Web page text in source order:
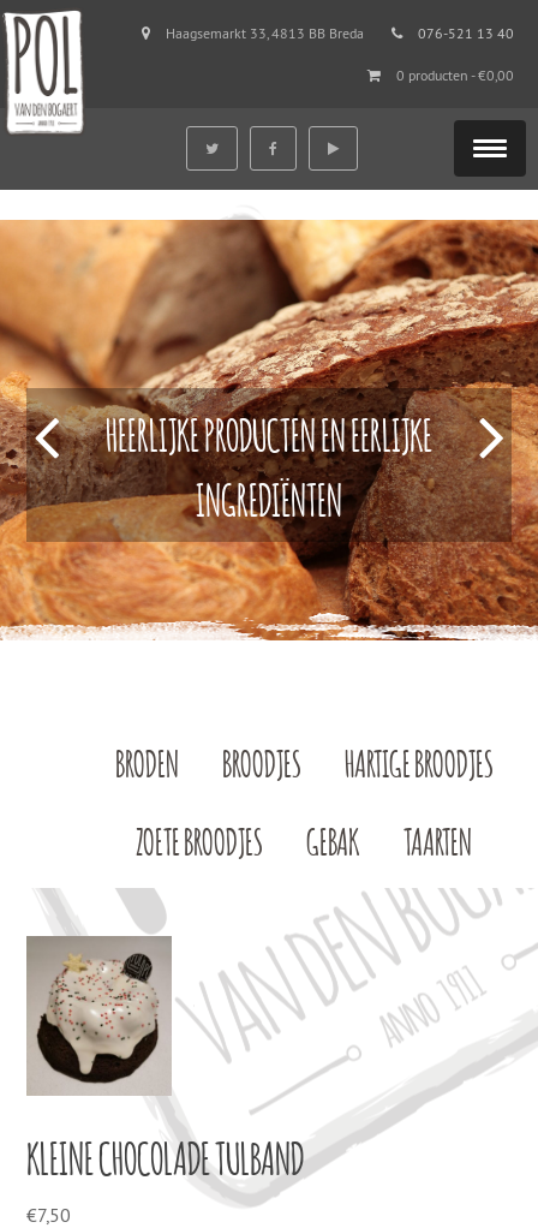
Haagsemarkt 33, 4813 BB Breda 076-521 13 40
0 producten -€0,00
HEERLIJKE PRODUCTEN EN EERLIJKE
INGREDIËNTEN
BRODEN BROODJES HARTIGE BROODJES
ZOETE BROODJES GEBAK TAARTEN
KLEINE CHOCOLADE TULBAND
€7,50